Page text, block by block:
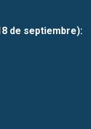
de septiembre):